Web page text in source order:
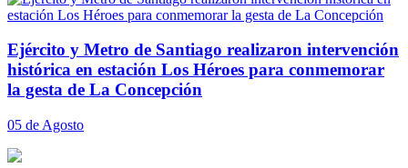
Ejército y Metro de Santiago realizaron intervención
histórica en estación Los Héroes para conmemorar
la gesta de La Concepción
05 de Agosto